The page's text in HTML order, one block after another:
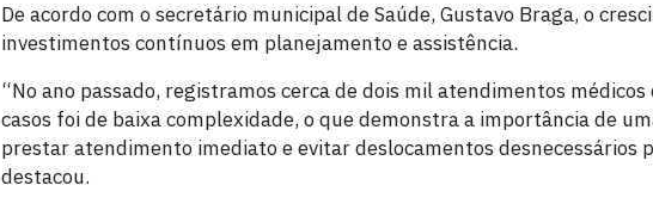
De acordo com o secretário municipal de Saúde, Gustavo Braga, o
investimentos contínuos em planejamento e assistência.
“No ano passado, registramos cerca de dois mil atendimentos
casos foi de baixa complexidade, o que demonstra a importância de
prestar atendimento imediato e evitar deslocamentos desnecessários
destacou.